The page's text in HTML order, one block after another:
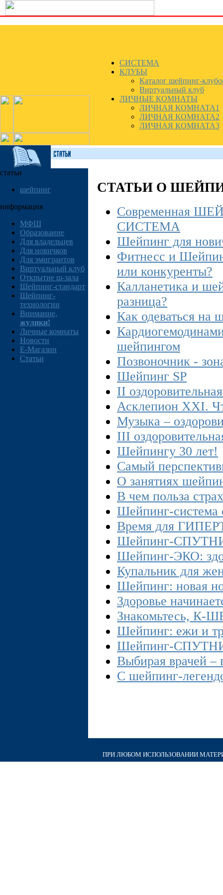
СИСТЕМА
КЛУБЫ
Каталог шейпинг-
Виртуальный клуб
ЛИЧНЫЕ КОМНАТЫ
ЛИЧНАЯ КОМНАТА1
ЛИЧНАЯ КОМНАТА2
ЛИЧНАЯ КОМНАТА3
статьи
шейпинг
информация
МФШ
Образование
Для владельцев
Для новичков
Для эмигрантов
Виртуальный клуб
Открытие ш-зала
Шейпинг-стандарт
Шейпинг-
технологии
Внимание,
жулики!
Личные комнаты
Новости
E-Магазин
Статьи
СТАТЬИ О
Современная
СИСТЕМА
Шейпинг для
Фитнесс и
или конкуренты?
Калланетика и
разница?
Как одеваться на
шейпингом
Позвоночник -
Шейпинг SP
II
Асклепион XXI.
Музыка –
III
Шейпингу 30 лет!
Самый
О занятиях
В чем польза
Шейпинг-система
Время для
Шейпинг-
Шейпинг-ЭКО:
Купальник для
Шейпинг: новая
Здоровье
Знакомьтесь,
Шейпинг: ежи и
Шейпинг-
Выбирая врачей –
С шейпинг-
ПРИ ЛЮБОМ ИСПОЛЬЗОВАНИИ